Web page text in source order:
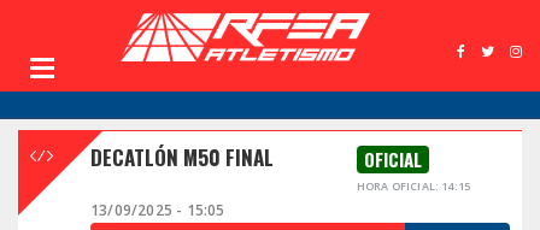
DECATLÓN M50 FINAL OFICIAL
HORA OFICIAL: 14:15
13/09/2025 - 15:05